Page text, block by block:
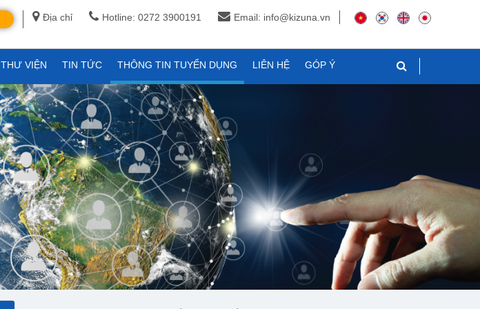
Địa chỉ Hotline: 0272 3900191 Email: info@kizuna.vn
THƯ VIỆN TIN TỨC THÔNG TIN TUYỂN DỤNG LIÊN HỆ GÓP Ý